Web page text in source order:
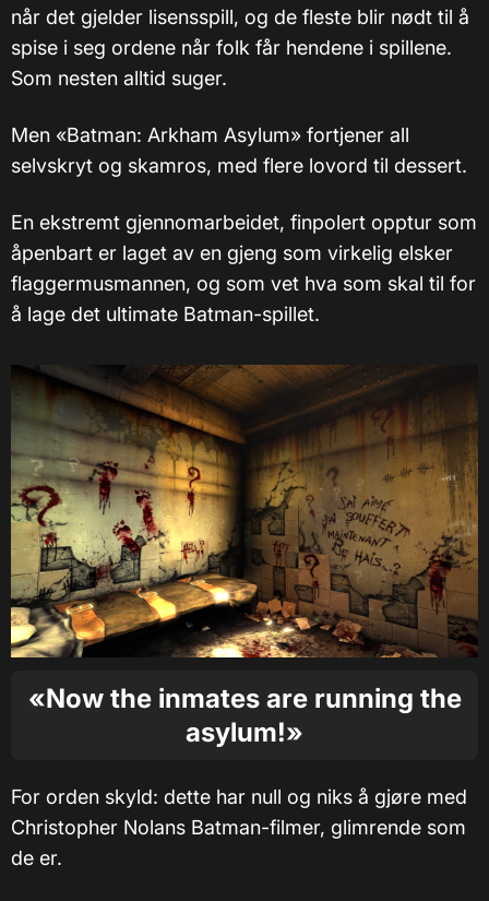
når det gjelder lisensspill, og de fleste blir nødt til å
spise i seg ordene når folk får hendene i spillene.
Som nesten alltid suger.
Men «Batman: Arkham Asylum» fortjener all
selvskryt og skamros, med flere lovord til dessert.
En ekstremt gjennomarbeidet, finpolert opptur som
åpenbart er laget av en gjeng som virkelig elsker
flaggermusmannen, og som vet hva som skal til for
å lage det ultimate Batman-spillet.
«Now the inmates are running the
asylum!»
For orden skyld: dette har null og niks å gjøre med
Christopher Nolans Batman-filmer, glimrende som
de er.